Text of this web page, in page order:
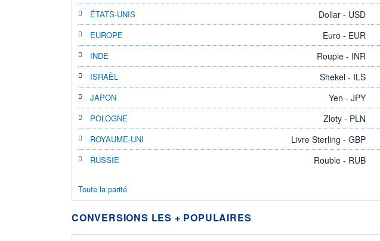
ÉTATS-UNIS Dollar - USD
EUROPE Euro - EUR
INDE Roupie - INR
ISRAËL Shekel - ILS
JAPON Yen - JPY
POLOGNE Zloty - PLN
ROYAUME-UNI Livre Sterling - GBP
RUSSIE Rouble - RUB
Toute la parité
CONVERSIONS LES + POPULAIRES